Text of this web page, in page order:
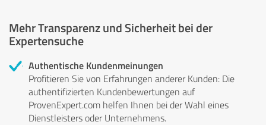
Mehr Transparenz und Sicherheit bei der
Expertensuche
Authentische Kundenmeinungen
Profitieren Sie von Erfahrungen anderer Kunden: Die
authentifizierten Kundenbewertungen auf
ProvenExpert.com helfen Ihnen bei der Wahl eines
Dienstleisters oder Unternehmens.